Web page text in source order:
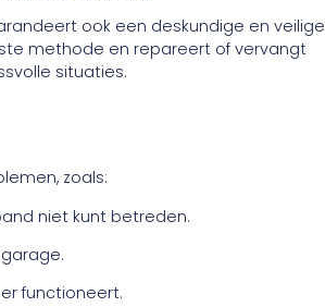
ook een deskundige en veilige
methode en repareert of vervangt
situaties.
zoals:
niet kunt betreden.
functioneert.